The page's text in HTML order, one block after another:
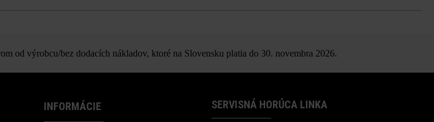
od výrobcu/bez dodacích nákladov, ktoré na Slovensku platia do 30. novembra 2026.
INFORMÁCIE SERVISNÁ HORÚCA LINKA